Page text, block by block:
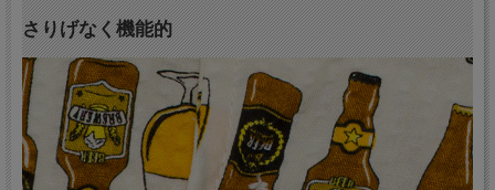
さりげなく機能的